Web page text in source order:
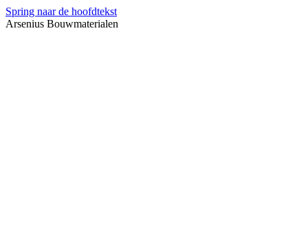
Spring naar de hoofdtekst
Arsenius Bouwmaterialen